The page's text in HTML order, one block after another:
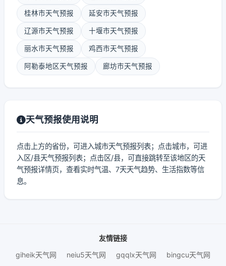
桂林市天气预报 延安市天气预报
辽源市天气预报 十堰市天气预报
丽水市天气预报 鸡西市天气预报
阿勒泰地区天气预报 廊坊市天气预报
天气预报使用说明
点击上方的省份，可进入城市天气预报列表；点击城市，可进
入区/县天气预报列表；点击区/县，可直接跳转至该地区的天
气预报详情页，查看实时气温、7天天气趋势、生活指数等信
息。
友情链接
giheik天气网
neiu5天气网 gqqlx天气网 bingcu天气网